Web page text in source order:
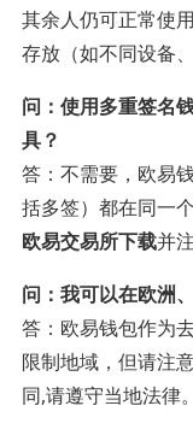
其余人仍可正常使
存放（如不同设备
问：使用多重签名
具？
答：不需要，欧易
括多签）都在同一
欧易交易所下载并
问：我可以在欧洲
答：欧易钱包作为
限制地域，但请注
同,请遵守当地法律。